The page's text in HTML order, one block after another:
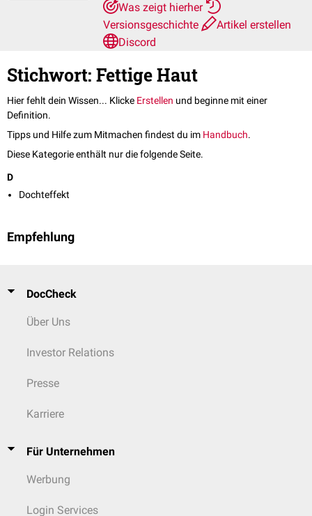
Was zeigt hierher
Versionsgeschichte
Artikel erstellen
Discord
Stichwort: Fettige Haut
Hier fehlt dein Wissen... Klicke Erstellen und beginne mit einer
Definition.
Tipps und Hilfe zum Mitmachen findest du im Handbuch.
Diese Kategorie enthält nur die folgende Seite.
D
Dochteffekt
Empfehlung
DocCheck
Über Uns
Investor Relations
Presse
Karriere
Für Unternehmen
Werbung
Login Services